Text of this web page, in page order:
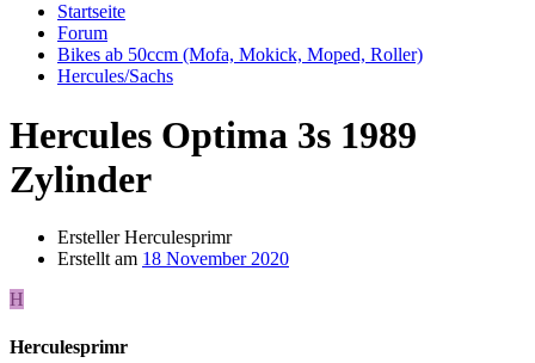
Startseite
Forum
Bikes ab 50ccm (Mofa, Mokick, Moped, Roller)
Hercules/Sachs
Hercules Optima 3s 1989
Zylinder
ErstellerHerculesprimr
Erstellt am 18 November 2020
H
Herculesprimr